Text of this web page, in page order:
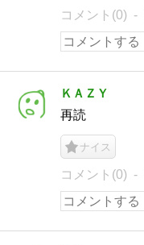
コメント(0)
ＫＡＺＹ
再読
ナイス
コメント(0)